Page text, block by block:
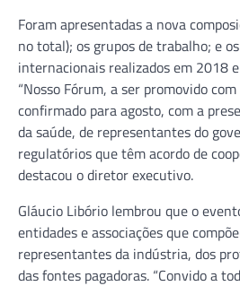
Foram apresentadas a nova
no total); os grupos de trabalho; e
internacionais realizados em 2018
“Nosso Fórum, a ser promovido
confirmado para agosto, com a
da saúde, de representantes do
regulatórios que têm acordo de
destacou o diretor executivo.
Gláucio Libório lembrou que o
entidades e associações que
representantes da indústria, dos
das fontes pagadoras. “Convido a